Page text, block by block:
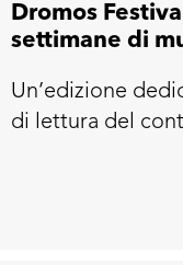
Dromos
settimane di
Un’edizione
di lettura del